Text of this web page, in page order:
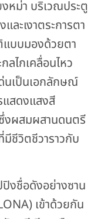
หม่า บริเวณประตู
ละเงาตระการตา
บบมองด้วยตา
ลไกเคลื่อนไหว
นเป็นเอกลักษณ์
แสดงแสงสี
งผสมผสานดนตรี
ชีวิตชีวาราวกับ
ปิงชื่อดังอย่างซาน
เข้าด้วยกัน